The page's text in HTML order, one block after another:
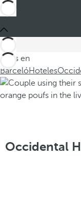
Estás en
BarcelóHoteles
Occidental